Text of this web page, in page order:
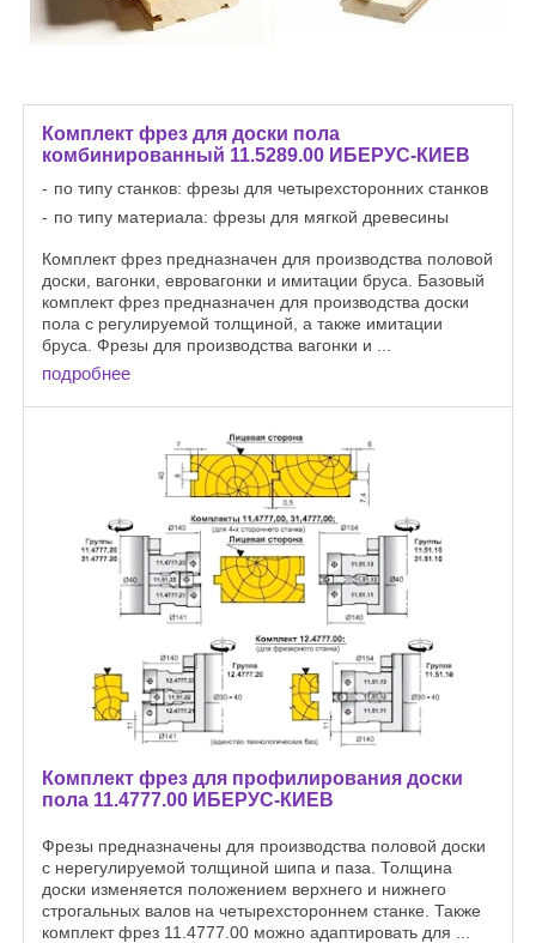
Комплект фрез для доски пола
комбинированный 11.5289.00 ИБЕРУС-КИЕВ
по типу станков: фрезы для четырехсторонних станков
по типу материала: фрезы для мягкой древесины
Комплект фрез предназначен для производства половой
доски, вагонки, евровагонки и имитации бруса. Базовый
комплект фрез предназначен для производства доски
пола с регулируемой толщиной, а также имитации
бруса. Фрезы для производства вагонки и ...
подробнее
Комплект фрез для профилирования доски
пола 11.4777.00 ИБЕРУС-КИЕВ
Фрезы предназначены для производства половой доски
с нерегулируемой толщиной шипа и паза. Толщина
доски изменяется положением верхнего и нижнего
строгальных валов на четырехстороннем станке. Также
комплект фрез 11.4777.00 можно адаптировать для ...